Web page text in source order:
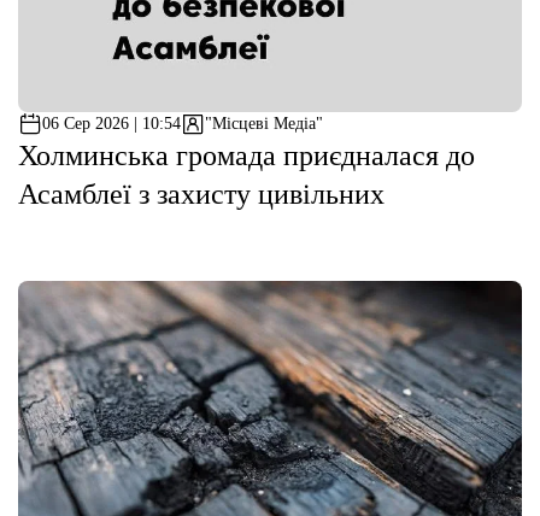
06 Сер 2026 | 10:54 "Місцеві Медіа"
Холминська громада приєдналася до
Асамблеї з захисту цивільних